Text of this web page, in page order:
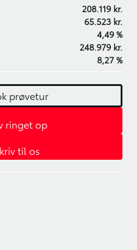
208.119 kr.
65.523 kr.
4,49 %
248.979 kr.
8,27 %
prøvetur
ringet op
til os